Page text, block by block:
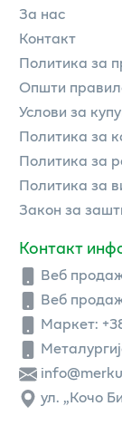
За нас
Контакт
Политика за
Општи
Услови за
Политика за
Политика за
Политика за
Закон за
Контакт
Веб
Веб
Маркет:
ул. „Кочо